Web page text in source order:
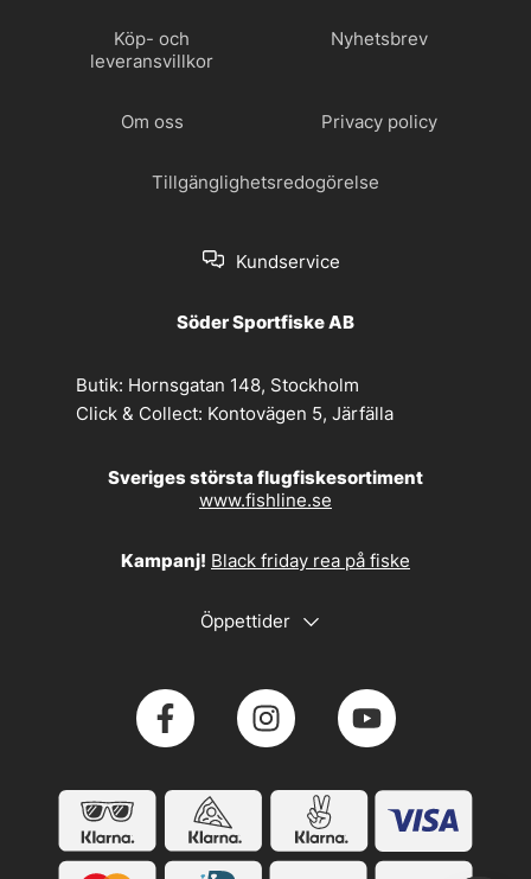
Köp- och
leveransvillkor
Nyhetsbrev
Om oss Privacy policy
Tillgänglighetsredogörelse
Kundservice
Söder Sportfiske AB
Butik: Hornsgatan 148, Stockholm
Click & Collect: Kontovägen 5, Järfälla
Sveriges största flugfiskesortiment
www.fishline.se
Kampanj! Black friday rea på fiske
Öppettider